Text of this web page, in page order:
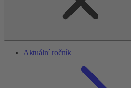
Aktuální ročník